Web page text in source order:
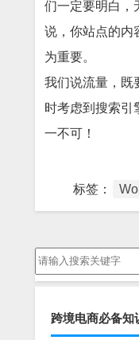
们一定要明白，
说，你站点的内
为重要。
我们说流量，既
时考虑到搜索引
一不可！
标签：
跨境电商必备知